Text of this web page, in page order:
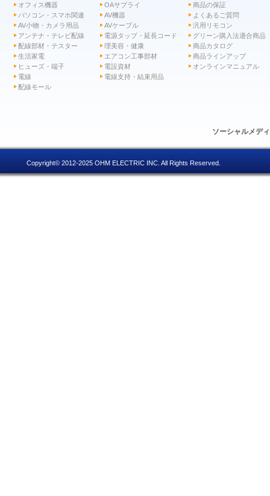
オフィス機器
OAサプライ
パソコン・スマホ関連
AV機器
AV小物・カメラ用品
AVケーブル
アンテナ・テレビ配線
電源タップ・延長コード
配線部材・テスター
理美容・健康
生活家電
エアコン工事部材
ヒューズ・端子
電設資材
電線
電線支持・結束用品
配線モール
商品の保証
よくあるご質問
汎用リモコン
グリーン購入法適合商品
商品カタログ
商品ラインアップ
オンラインマニュアル
ソーシャルメデ
Copyright© 2012-2025 OHM ELECTRIC INC. All Rights Reserved.